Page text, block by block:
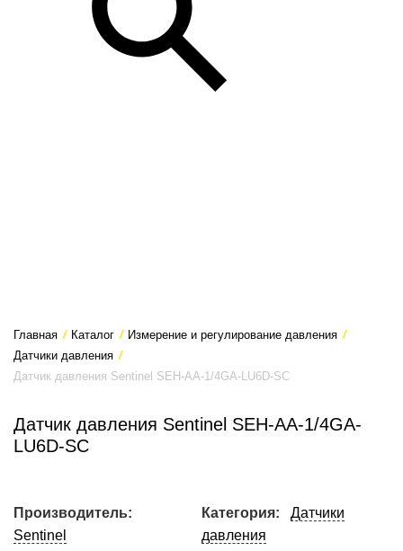
Главная / Каталог / Измерение и регулирование давления /
Датчики давления /
Датчик давления Sentinel SEH-AA-1/4GA-LU6D-SC
Датчик давления Sentinel SEH-AA-1/4GA-
LU6D-SC
Производитель:
Sentinel
Категория:
Датчики
давления